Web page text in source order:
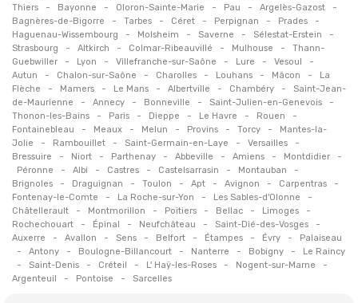
Thiers - Bayonne - Oloron-Sainte-Marie - Pau - Argelès-Gazost -
Bagnères-de-Bigorre - Tarbes - Céret - Perpignan - Prades -
Haguenau-Wissembourg - Molsheim - Saverne - Sélestat-Erstein -
Strasbourg - Altkirch - Colmar-Ribeauvillé - Mulhouse -
Thann-
Guebwiller
- Lyon - Villefranche-sur-Saône - Lure - Vesoul -
Autun - Chalon-sur-Saône - Charolles - Louhans - Mâcon -
La
Flèche
- Mamers - Le Mans - Albertville - Chambéry -
Saint-Jean-
de-Maurienne
- Annecy - Bonneville - Saint-Julien-en-Genevois -
Thonon-les-Bains - Paris - Dieppe - Le Havre - Rouen -
Fontainebleau - Meaux - Melun - Provins - Torcy -
Mantes-la-
Jolie
- Rambouillet - Saint-Germain-en-Laye - Versailles -
Bressuire - Niort - Parthenay - Abbeville - Amiens - Montdidier -
Péronne - Albi - Castres - Castelsarrasin - Montauban -
Brignoles - Draguignan - Toulon - Apt - Avignon - Carpentras -
Fontenay-le-Comte - La Roche-sur-Yon - Les Sables-d'Olonne -
Châtellerault - Montmorillon - Poitiers - Bellac - Limoges -
Rochechouart - Épinal - Neufchâteau - Saint-Dié-des-Vosges -
Auxerre - Avallon - Sens - Belfort - Étampes - Évry - Palaiseau
- Antony - Boulogne-Billancourt - Nanterre - Bobigny - Le Raincy
- Saint-Denis - Créteil - L' Haÿ-les-Roses - Nogent-sur-Marne -
Argenteuil - Pontoise - Sarcelles